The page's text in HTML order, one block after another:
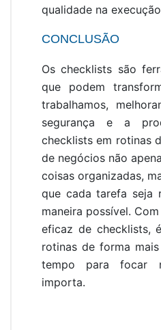
qualidade na
CONCLUSÃO
Os checklists são
que podem
trabalhamos,
segurança e a
checklists em rotinas
de negócios não
coisas organizadas,
que cada tarefa seja
maneira possível.
eficaz de checklists,
rotinas de forma
tempo para focar
importa.